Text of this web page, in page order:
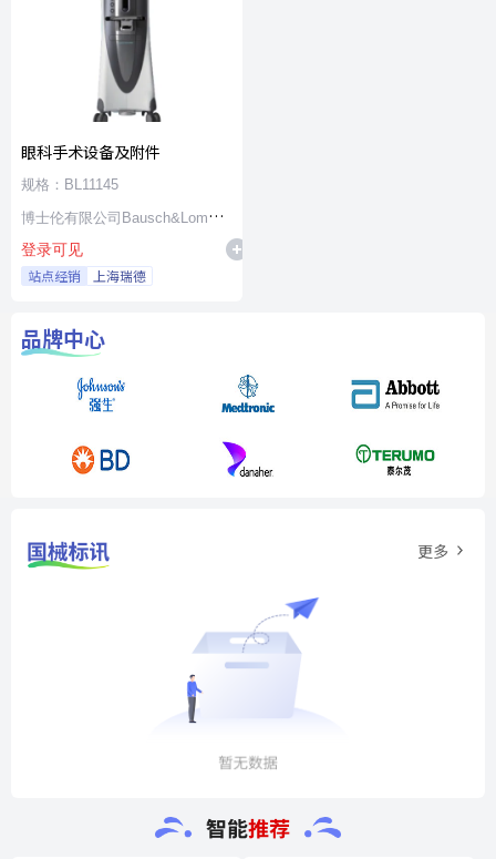
眼科手术设备及附件
规格：BL11145
博士伦有限公司Bausch&Lomb
Incorporated
登录可见
站点经销 上海瑞德
品牌中心